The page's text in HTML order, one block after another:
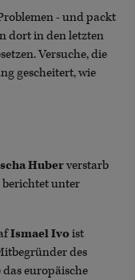
- und packt
dort in den letzten
Versuche, die
gescheitert, wie
Huberverstarb
berichtet unter
Ismael Ivoist
des
europäische